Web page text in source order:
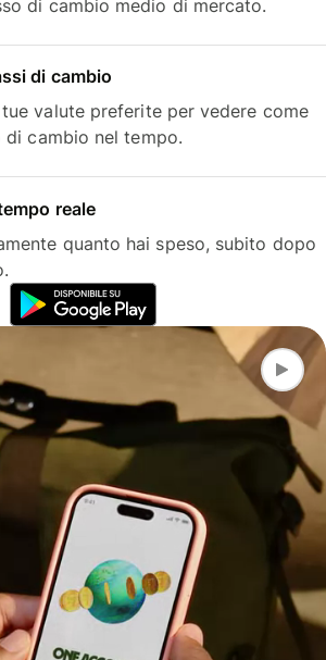
di cambio medio di mercato.
di cambio
tue valute preferite per vedere come
di cambio nel tempo.
reale
quanto hai speso, subito dopo